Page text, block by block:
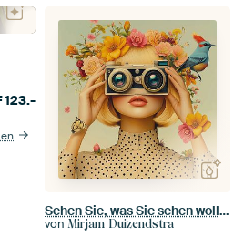
123.-
Sehen Sie, was Sie sehen wollen
von Mirjam Duizendstra